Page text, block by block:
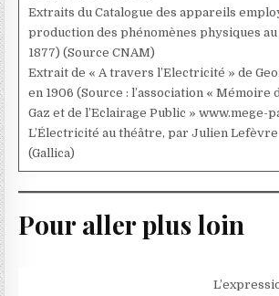
Extraits du Catalogue des appareils
production des phénomènes physiques
1877) (Source CNAM)
Extrait de « A travers l’Electricité » de
en 1906 (Source : l’association « Mémoire
Gaz et de l’Eclairage Public » www.mege-
L’Électricité au théâtre, par Julien Lefèvre
(Gallica)
Pour aller plus loin